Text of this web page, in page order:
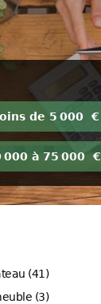
de 5 000 €
000 à 75 000 €
(41)
(3)